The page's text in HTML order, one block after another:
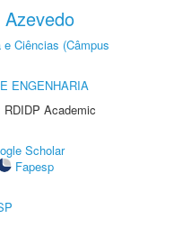
Ciências (Câmpus
ENGENHARIA
Academic
Scholar
Fapesp